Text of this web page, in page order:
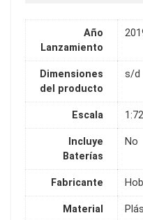
Año
Lanzamiento
Dimensiones
del producto
s/d
Escala 1:72
Incluye
Baterías
No
Fabricante
Material